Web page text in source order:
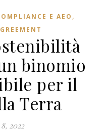
E AEO ,
binomio
per il
Terra
2022